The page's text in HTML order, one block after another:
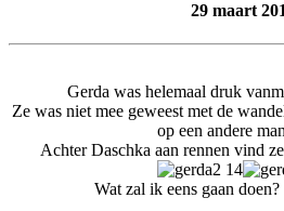
29 maart
Gerda was helemaal druk
Ze was niet mee geweest met de
op een andere
Achter Daschka aan rennen vind
Wat zal ik eens